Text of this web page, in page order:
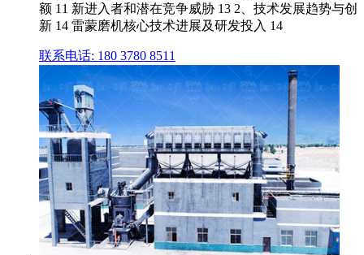
额 11 新进入者和潜在竞争威胁 13 2、技术发展趋势与创
新 14 雷蒙磨机核心技术进展及研发投入 14
联系电话: 180 3780 8511